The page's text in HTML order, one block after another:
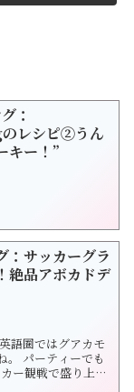
：
レシピ②うん
キー！”
：サッカーグラ
絶品アボカドデ
語圏ではグアカモ
。 パーティーでも